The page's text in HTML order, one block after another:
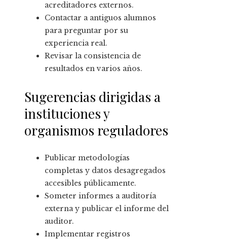
acreditadores externos.
Contactar a antiguos alumnos
para preguntar por su
experiencia real.
Revisar la consistencia de
resultados en varios años.
Sugerencias dirigidas a
instituciones y
organismos reguladores
Publicar metodologías
completas y datos desagregados
accesibles públicamente.
Someter informes a auditoría
externa y publicar el informe del
auditor.
Implementar registros